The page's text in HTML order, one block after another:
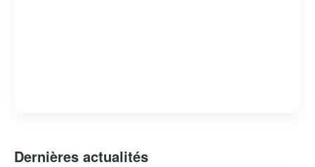
Dernières actualités